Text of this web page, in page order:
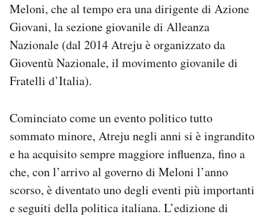
Hai bisogno di aiuto?
Esci
Meloni, che al tempo era una dirigente di Azione
Giovani, la sezione giovanile di Alleanza
Nazionale (dal 2014 Atreju è organizzato da
Gioventù Nazionale, il movimento giovanile di
Fratelli d’Italia).
Cominciato come un evento politico tutto
sommato minore, Atreju negli anni si è ingrandito
e ha acquisito sempre maggiore influenza, fino a
che, con l’arrivo al governo di Meloni l’anno
scorso, è diventato uno degli eventi più importanti
e seguiti della politica italiana. L’edizione di